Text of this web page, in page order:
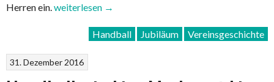
Herren ein.„Deutscher
Jubiläumsfeier
weiterlesen →
Handball Jubiläum Vereinsgeschichte
31. Dezember 2016